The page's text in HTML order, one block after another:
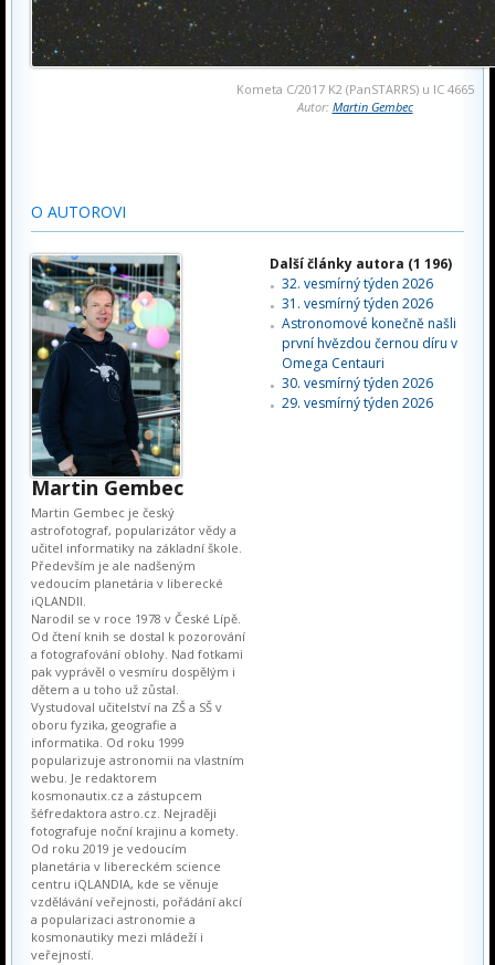
Kometa C/2017 K2 (PanSTARRS) u IC 4665
Autor: Martin Gembec
O AUTOROVI
Martin Gembec
Martin Gembec je český
astrofotograf, popularizátor vědy a
učitel informatiky na základní škole.
Především je ale nadšeným
vedoucím planetária v liberecké
iQLANDII.
Narodil se v roce 1978 v České Lípě.
Od čtení knih se dostal k pozorování
a fotografování oblohy. Nad fotkami
pak vyprávěl o vesmíru dospělým i
dětem a u toho už zůstal.
Vystudoval učitelství na ZŠ a SŠ v
oboru fyzika, geografie a
informatika. Od roku 1999
popularizuje astronomii na vlastním
webu. Je redaktorem
kosmonautix.cz a zástupcem
šéfredaktora astro.cz. Nejraději
fotografuje noční krajinu a komety.
Od roku 2019 je vedoucím
planetária v libereckém science
centru iQLANDIA, kde se věnuje
vzdělávání veřejnosti, pořádání akcí
a popularizaci astronomie a
kosmonautiky mezi mládeží i
veřejností.
Další články autora (1 196)
32. vesmírný týden 2026
31. vesmírný týden 2026
Astronomové konečně našli
první hvězdou černou díru v
Omega Centauri
30. vesmírný týden 2026
29. vesmírný týden 2026